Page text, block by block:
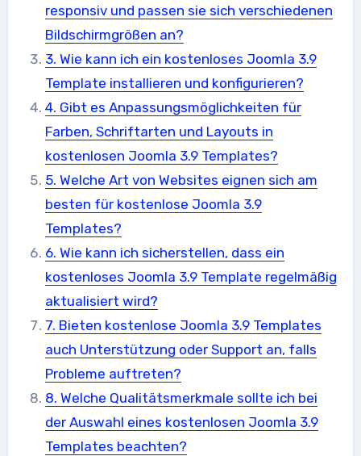
responsiv und passen sie sich verschiedenen
Bildschirmgrößen an?
3. Wie kann ich ein kostenloses Joomla 3.9
Template installieren und konfigurieren?
4. Gibt es Anpassungsmöglichkeiten für
Farben, Schriftarten und Layouts in
kostenlosen Joomla 3.9 Templates?
5. Welche Art von Websites eignen sich am
besten für kostenlose Joomla 3.9
Templates?
6. Wie kann ich sicherstellen, dass ein
kostenloses Joomla 3.9 Template regelmäßig
aktualisiert wird?
7. Bieten kostenlose Joomla 3.9 Templates
auch Unterstützung oder Support an, falls
Probleme auftreten?
8. Welche Qualitätsmerkmale sollte ich bei
der Auswahl eines kostenlosen Joomla 3.9
Templates beachten?